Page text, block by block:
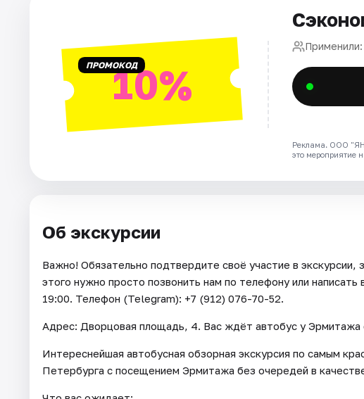
Рейтинги ПРОМОКОД10%
Реклама. ООО
это мероприятие
Об экскурсии
Важно! Обязательно подтвердите своё участие в экскурсии,
этого нужно просто позвонить нам по телефону или
19:00. Телефон (Telegram): +7 (912) 076-70-52.
Адрес: Дворцовая площадь, 4. Вас ждёт автобус у Эрмитажа
Интереснейшая автобусная обзорная экскурсия по самым
Петербурга с посещением Эрмитажа без очередей в